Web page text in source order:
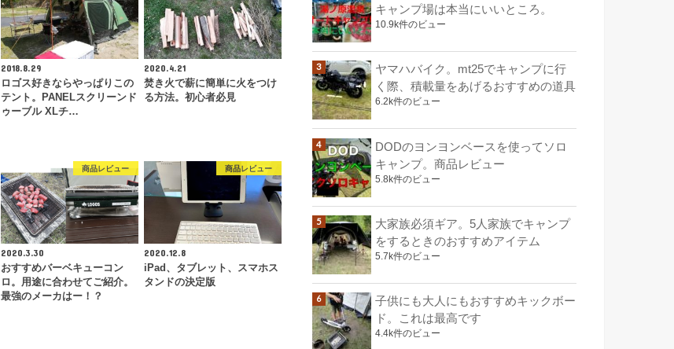
2018.8.29
ロゴス好きならやっぱりこの
テント。PANELスクリーンド
ゥーブル XLチ…
2020.4.21
焚き火で薪に簡単に火をつけ
る方法。初心者必見
商品レビュー
2020.3.30
おすすめバーベキューコン
ロ。用途に合わせてご紹介。
最強のメーカはー！？
商品レビュー
2020.12.8
iPad、タブレット、スマホス
タンドの決定版
キャンプ場は本当にいいところ。
10.9k件のビュー
ヤマハバイク。mt25でキャンプに行
く際、積載量をあげるおすすめの道具
6.2k件のビュー
DODのヨンヨンベースを使ってソロ
キャンプ。商品レビュー
5.8k件のビュー
大家族必須ギア。5人家族でキャンプ
をするときのおすすめアイテム
5.7k件のビュー
子供にも大人にもおすすめキックボー
ド。これは最高です
4.4k件のビュー